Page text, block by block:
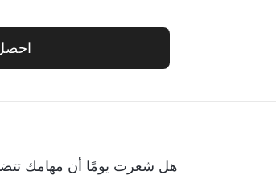
هل شعرت يومًا أن مهامك